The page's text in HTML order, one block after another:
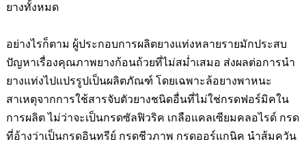
ยางทั้งหมด
อย่างไรก็ตาม ผู้ประกอบการผลิตยางแท่งหลายรายมักประสบ
ปัญหาเรื่องคุณภาพยางก้อนถ้วยที่ไม่สมเสมอ ส่งผลต่อการน
ยางแท่งไปแปรรูปเป็นผลิตภัณฑ์ โดยเฉพาะล้อยางพาหนะ
สาเหตุจากการใช้สารจับตัวยางชนิดอื่นที่ไม่ใช่กรดฟอร์มิคใน
การผลิต ไม่ว่าจะเป็นกรดซัลฟิวริค เกลือแคลเซียมคลอไรด์ กรด
ที่อ้างว่าเป็นกรดอินทรีย์ กรดชีวภาพ กรดออร์แกนิค นส้มควัน